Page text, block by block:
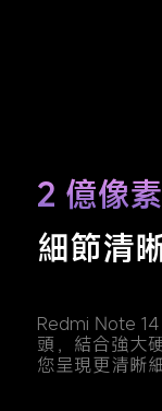
2 億像
細節清
Redmi Note
頭，結合強大
您呈現更清晰